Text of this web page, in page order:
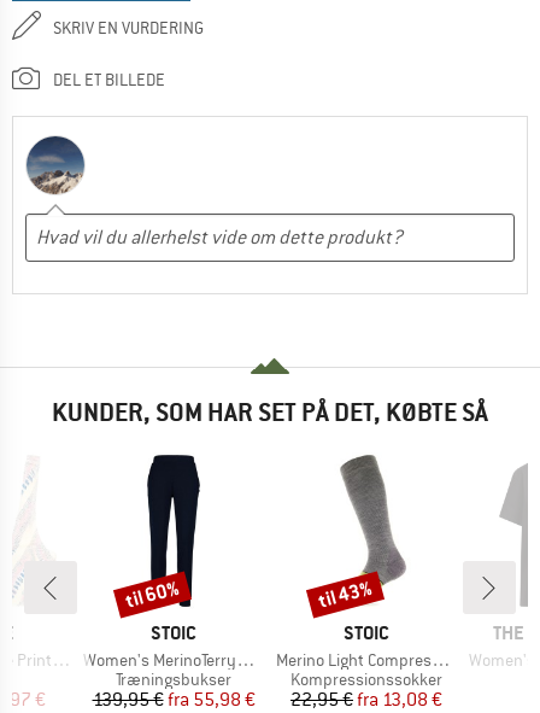
SKRIV EN VURDERING
DEL ET BILLEDE
KUNDER, SOM HAR SET PÅ DET, KØBTE SÅ
Top
pris
€
MÆRKE
STOIC
Artikel
Women's MerinoTerry285 AlavaaraSt. Pants
Produktgruppe
Træningsbukser
Pris
139,95 € Nedsat pris
fra 55,98 €
Rabat
til 60%
MÆRKE
STOIC
Artikel
Merino Light Compression Socks
Produktgruppe
Kompressionssokker
Pris
22,95 € Nedsat pris
fra 13,08 €
Rabat
til 43%
THE
Artikel
Women's